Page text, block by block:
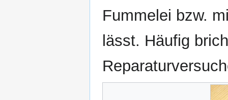
Fummelei bzw.
lässt. Häufig